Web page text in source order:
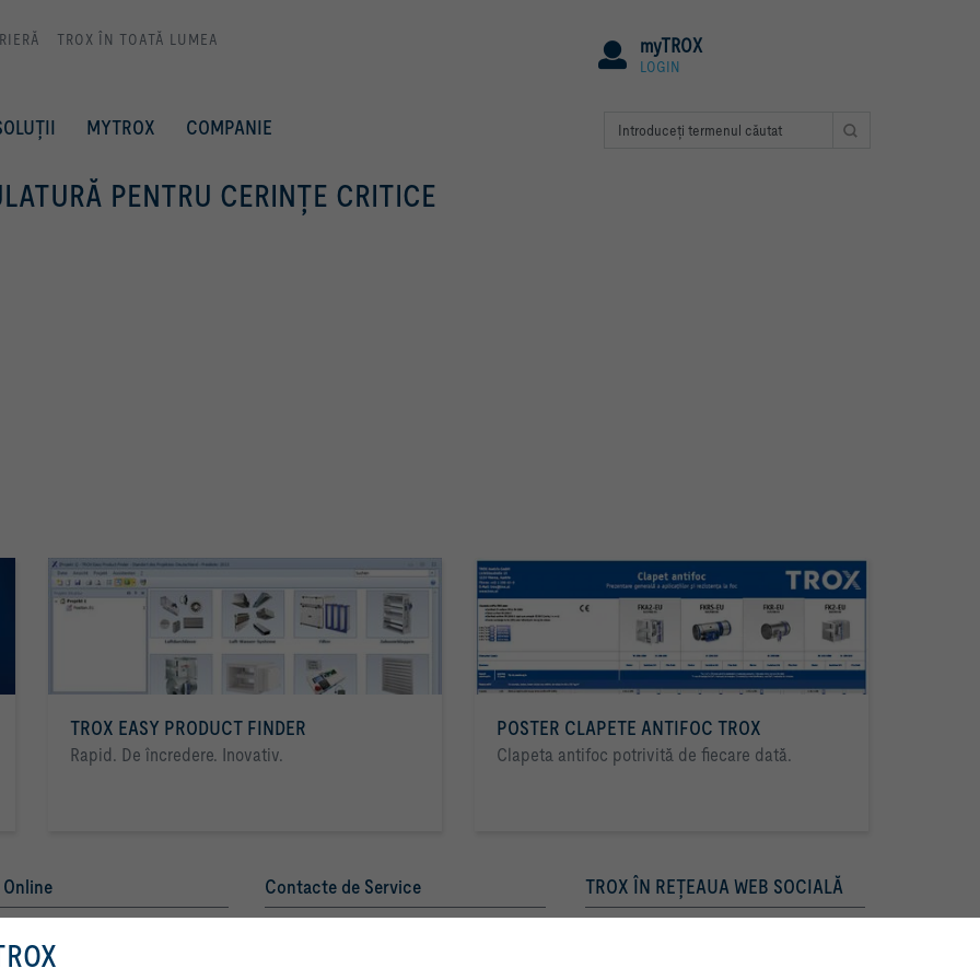
TROX ÎN TOATĂ LUMEA myTROX
LOGIN
MYTROX COMPANIE
PENTRU CERINŢE CRITICE
TROX EASY PRODUCT FINDER
Rapid. De încredere. Inovativ.
POSTER CLAPETE ANTIFOC TROX
Clapeta antifoc potrivită de fiecare dată.
Contacte de Service TROX ÎN REŢEAUA WEB SOCIALĂ
Prin selectarea acestui buton, ne permiteți să vă oferim o experiență excelentă pe site-ul web și usurarea